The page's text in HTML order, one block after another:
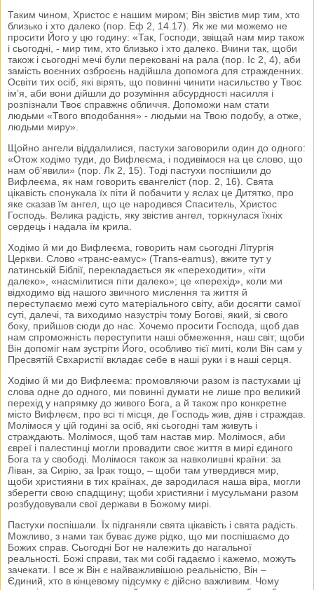
Таким чином, Христос є нашим миром; Він звістив мир тим, хто
близько і хто далеко (пор. Еф 2, 14.17). Як же ми можемо не
просити Його у цю годину: «Так, Господи, звіщай нам мир також
і сьогодні, - мир тим, хто близько і хто далеко. Вчини так, щоби
також і сьогодні мечі були перековані на рала (пор. Іс 2, 4), аби
замість воєнних озброєнь надійшла допомога для стражденних.
Освіти тих осіб, які вірять, що повинні чинити насильство у Твоє
ім’я, аби вони дійшли до розуміння абсурдності насилля і
розпізнали Твоє справжнє обличчя. Допоможи нам стати
людьми «Твого вподобання» - людьми на Твою подобу, а отже,
людьми миру».
Щойно ангели віддалилися, пастухи заговорили один до одного:
«Отож ходімо туди, до Вифлеєма, і подивімося на це слово, що
нам об’явили» (пор. Лк 2, 15). Тоді пастухи поспішили до
Вифлеєма, як нам говорить євангеліст (пор. 2, 16). Свята
цікавість спонукала їх піти й побачити у яслах це Дитятко, про
яке сказав їм ангел, що це народився Спаситель, Христос
Господь. Велика радість, яку звістив ангел, торкнулася їхніх
сердець і надала їм крила.
Ходімо й ми до Вифлеєма, говорить нам сьогодні Літургія
Церкви. Слово «транс‑еамус» (Trans-eamus), вжите тут у
латинській Біблії, перекладається як «переходити», «іти
далеко», «насмілитися піти далеко»; це «перехід», коли ми
відходимо від нашого звичного мислення та життя й
переступаємо межі суто матеріального світу, аби досягти самої
суті, далечі, та виходимо назустріч тому Богові, який, зі свого
боку, прийшов сюди до нас. Хочемо просити Господа, щоб дав
нам спроможність переступити наші обмеження, наш світ; щоби
Він допоміг нам зустріти Його, особливо тієї миті, коли Він сам у
Пресвятій Євхаристії вкладає себе в наші руки і в наші серця.
Ходімо й ми до Вифлеєма: промовляючи разом із пастухами ці
слова одне до одного, ми повинні думати не лише про великий
перехід у напрямку до живого Бога, а й також про конкретне
місто Вифлеєм, про всі ті місця, де Господь жив, діяв і страждав.
Молімося у цій годині за осіб, які сьогодні там живуть і
страждають. Молімося, щоб там настав мир. Молімося, аби
євреї і палестинці могли провадити своє життя в мирі єдиного
Бога та у свободі. Молімося також за навколишні країни: за
Ліван, за Сирію, за Ірак тощо, – щоби там утвердився мир,
щоби християни в тих країнах, де зародилася наша віра, могли
зберегти свою спадщину; щоби християни і мусульмани разом
розбудовували свої держави в Божому мирі.
Пастухи поспішали. Їх підганяли свята цікавість і свята радість.
Можливо, з нами так буває дуже рідко, що ми поспішаємо до
Божих справ. Сьогодні Бог не належить до нагальної
реальності. Божі справи, так ми собі гадаємо і кажемо, можуть
зачекати. І все ж Він є найважливішою реальністю, Він –
Єдиний, хто в кінцевому підсумку є дійсно важливим. Чому